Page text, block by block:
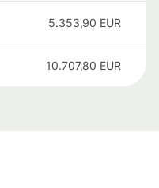
5.353,90 EUR
10.707,80 EUR